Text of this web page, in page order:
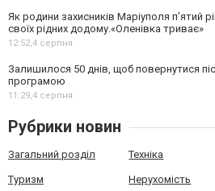
Як родини захисників Маріуполя пʼятий
своїх рідних додому.«Оленівка триває»
12:52, 4 серпня
Залишилося 50 днів, щоб повернутися
програмою
11:29, 4 серпня
Рубрики новин
Загальний розділ Техніка
Туризм Нерухомість